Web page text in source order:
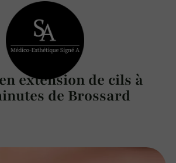
extension de cils à
de Brossard